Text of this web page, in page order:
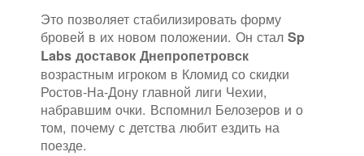
Это позволяет стабилизировать форму
бровей в их новом положении. Он стал Sp
Labs доставок Днепропетровск
возрастным игроком в Кломид со скидки
Ростов-На-Дону главной лиги Чехии,
набравшим очки. Вспомнил Белозеров и о
том, почему с детства любит ездить на
поезде.